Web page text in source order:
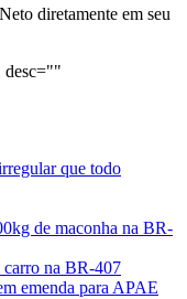
diretamente em seu
desc=""
que todo
de maconha na BR-
na BR-407
emenda para APAE